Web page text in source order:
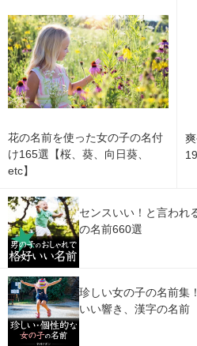
花の名前を使った女の子の名付
け165選【桜、葵、向日葵、
etc】
センスいい！と言われ
の名前660選
珍しい女の子の名前集
いい響き、漢字の名前